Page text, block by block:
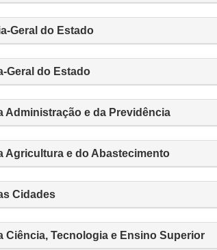
Geral do Estado
Geral do Estado
Administração e da Previdência
Agricultura e do Abastecimento
Cidades
Ciência, Tecnologia e Ensino Superior